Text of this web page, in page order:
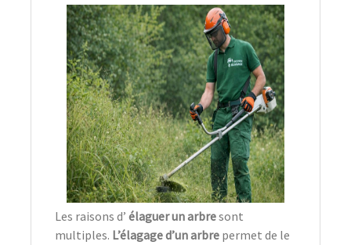
Les raisons d’ élaguer un arbresont
multiples. L’élagage d’un arbre permet de le